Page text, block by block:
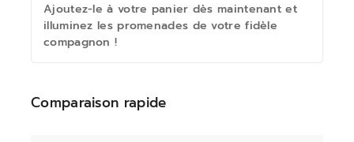
Ajoutez-le à votre panier dès maintenant et
illuminez les promenades de votre fidèle
compagnon !
Comparaison rapide